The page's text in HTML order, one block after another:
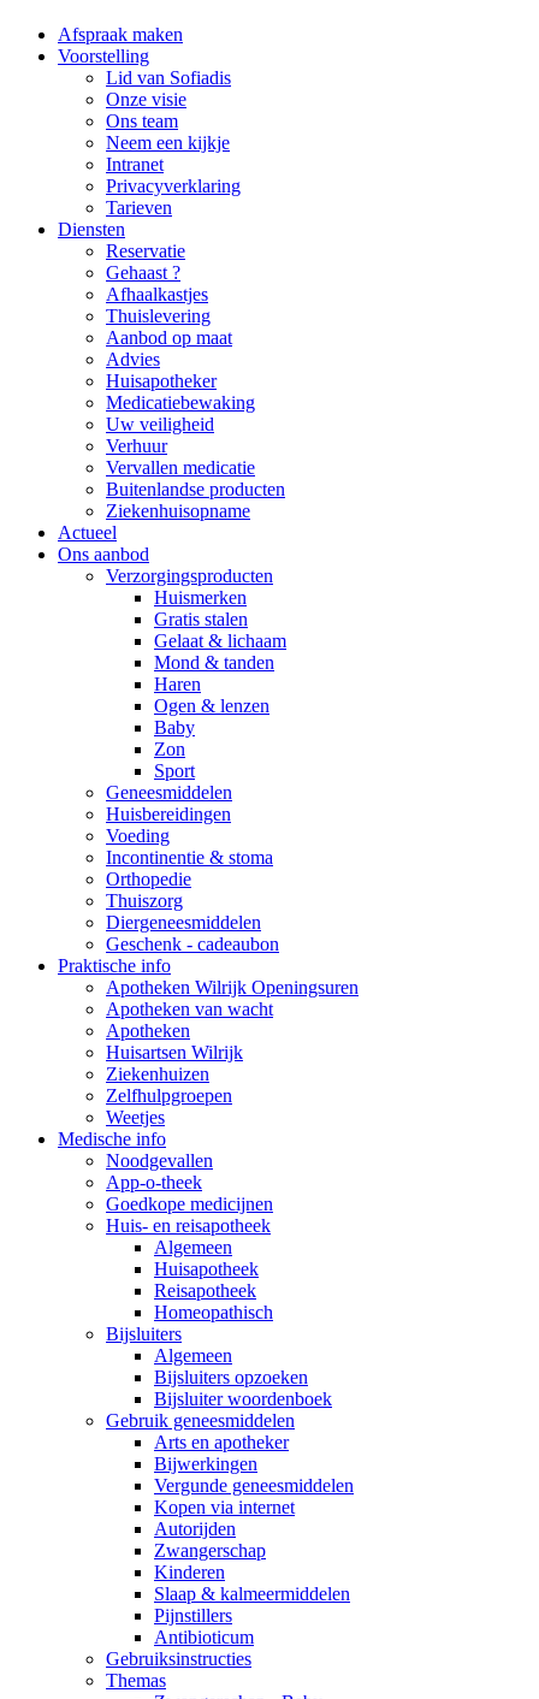
Afspraak maken
Voorstelling
Lid van Sofiadis
Onze visie
Ons team
Neem een kijkje
Intranet
Privacyverklaring
Tarieven
Diensten
Reservatie
Gehaast ?
Afhaalkastjes
Thuislevering
Aanbod op maat
Advies
Huisapotheker
Medicatiebewaking
Uw veiligheid
Verhuur
Vervallen medicatie
Buitenlandse producten
Ziekenhuisopname
Actueel
Ons aanbod
Verzorgingsproducten
Huismerken
Gratis stalen
Gelaat & lichaam
Mond & tanden
Haren
Ogen & lenzen
Baby
Zon
Sport
Geneesmiddelen
Huisbereidingen
Voeding
Incontinentie & stoma
Orthopedie
Thuiszorg
Diergeneesmiddelen
Geschenk - cadeaubon
Praktische info
Apotheken Wilrijk Openingsuren
Apotheken van wacht
Apotheken
Huisartsen Wilrijk
Ziekenhuizen
Zelfhulpgroepen
Weetjes
Medische info
Noodgevallen
App-o-theek
Goedkope medicijnen
Huis- en reisapotheek
Algemeen
Huisapotheek
Reisapotheek
Homeopathisch
Bijsluiters
Algemeen
Bijsluiters opzoeken
Bijsluiter woordenboek
Gebruik geneesmiddelen
Arts en apotheker
Bijwerkingen
Vergunde geneesmiddelen
Kopen via internet
Autorijden
Zwangerschap
Kinderen
Slaap & kalmeermiddelen
Pijnstillers
Antibioticum
Gebruiksinstructies
Themas